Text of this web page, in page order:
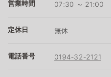
営業時間 07:30 ～ 21:00
定休日 無休
電話番号 0194-32-2121